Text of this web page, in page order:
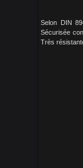
Selon DIN
Sécurisée
Très